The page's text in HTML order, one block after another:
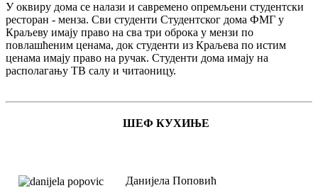
У оквиру дома се налази и савремено опремљени студентски
ресторан - менза. Сви студенти Студентског дома ФМГ у
Краљеву имају право на сва три оброка у мензи по
повлашћеним ценама, док студенти из Краљева по истим
ценама имају право на ручак. Студенти дома имају на
располагању ТВ салу и читаоницу.
ШЕФ КУХИЊЕ
Данијела Поповић